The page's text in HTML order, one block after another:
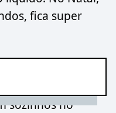
fica super
sozinhos no